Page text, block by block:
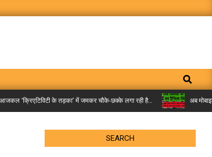
Search
‘क्रिएटिविटी के तड़का’ में जमकर चौके-छक्के लगा रही है… अब मोबाइल
SEARCH